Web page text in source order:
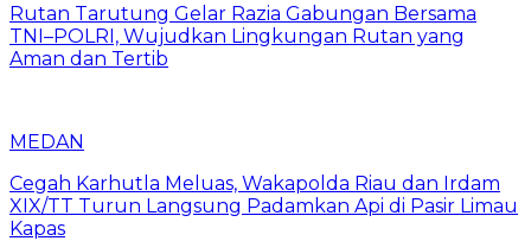
Rutan Tarutung Gelar Razia Gabungan Bersama
TNI–POLRI, Wujudkan Lingkungan Rutan yang
Aman dan Tertib
MEDAN
Cegah Karhutla Meluas, Wakapolda Riau dan Irdam
XIX/TT Turun Langsung Padamkan Api di Pasir Limau
Kapas